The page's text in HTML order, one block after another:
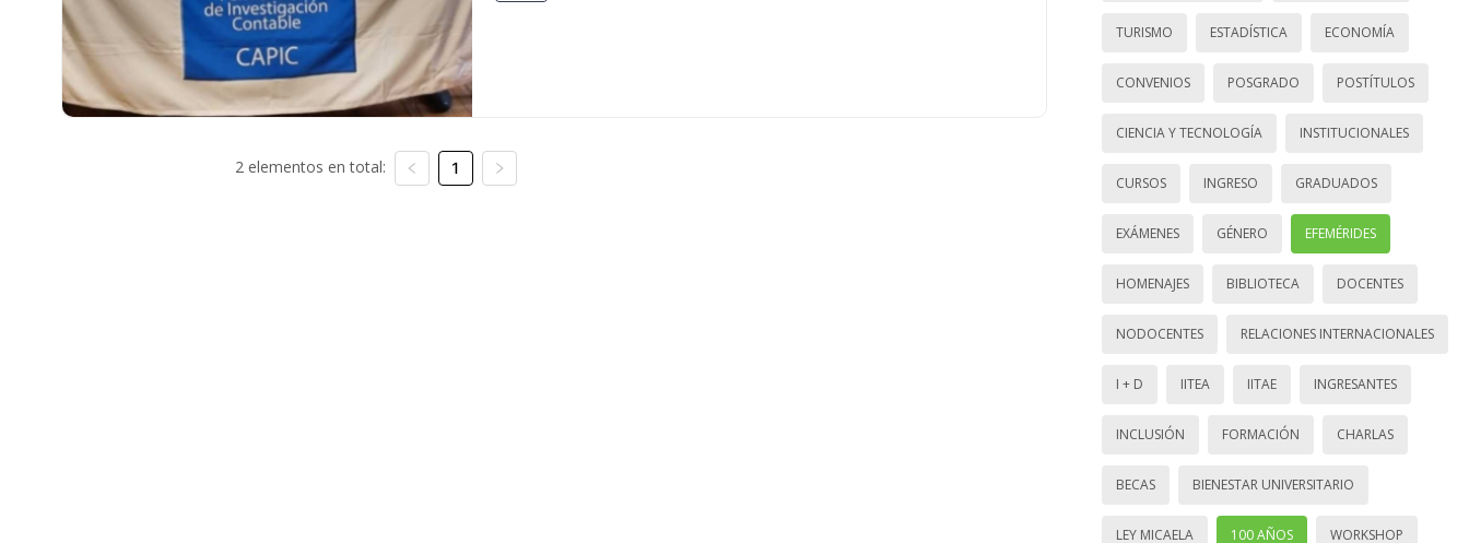
2 elementos en total: 1
TURISMO ESTADÍSTICA ECONOMÍA
CONVENIOS POSGRADO POSTÍTULOS
CIENCIA Y TECNOLOGÍA INSTITUCIONALES
CURSOS INGRESO GRADUADOS
EXÁMENES GÉNERO EFEMÉRIDES
HOMENAJES BIBLIOTECA DOCENTES
NODOCENTES RELACIONES INTERNACIONALES
I + D IITEA IITAE INGRESANTES
INCLUSIÓN FORMACIÓN CHARLAS
BECAS BIENESTAR UNIVERSITARIO
LEY MICAELA 100 AÑOS WORKSHOP